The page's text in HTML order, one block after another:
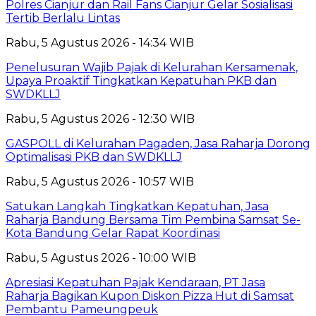
Polres Cianjur dan Rail Fans Cianjur Gelar Sosialisasi
Tertib Berlalu Lintas
Rabu, 5 Agustus 2026 - 14:34 WIB
Penelusuran Wajib Pajak di Kelurahan Kersamenak,
Upaya Proaktif Tingkatkan Kepatuhan PKB dan
SWDKLLJ
Rabu, 5 Agustus 2026 - 12:30 WIB
GASPOLL di Kelurahan Pagaden, Jasa Raharja Dorong
Optimalisasi PKB dan SWDKLLJ
Rabu, 5 Agustus 2026 - 10:57 WIB
Satukan Langkah Tingkatkan Kepatuhan, Jasa
Raharja Bandung Bersama Tim Pembina Samsat Se-
Kota Bandung Gelar Rapat Koordinasi
Rabu, 5 Agustus 2026 - 10:00 WIB
Apresiasi Kepatuhan Pajak Kendaraan, PT Jasa
Raharja Bagikan Kupon Diskon Pizza Hut di Samsat
Pembantu Pameungpeuk